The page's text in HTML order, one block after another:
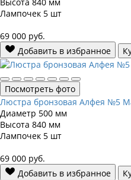
Лампочек 5 шт
69 000 руб.
Добавить в избранное
Посмотреть фото
Люстра бронзовая Алфея №5
Диаметр 500 мм
Высота 840 мм
Лампочек 5 шт
69 000 руб.
Добавить в избранное